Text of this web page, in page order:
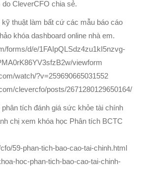
CleverCFO chia sẻ.
thuật làm bất cứ các mẫu báo cáo
khóa dashboard online nhà em.
forms/d/e/1FAIpQLSdz4zu1kI5nzvg-
viewform
watch/?v=259690665031552
clevercfo/posts/2671280129650164/
tích đánh giá sức khỏe tài chính
chị xem khóa học Phân tích BCTC
59-phan-tich-bao-cao-tai-chinh.html
hoc-phan-tich-bao-cao-tai-chinh-